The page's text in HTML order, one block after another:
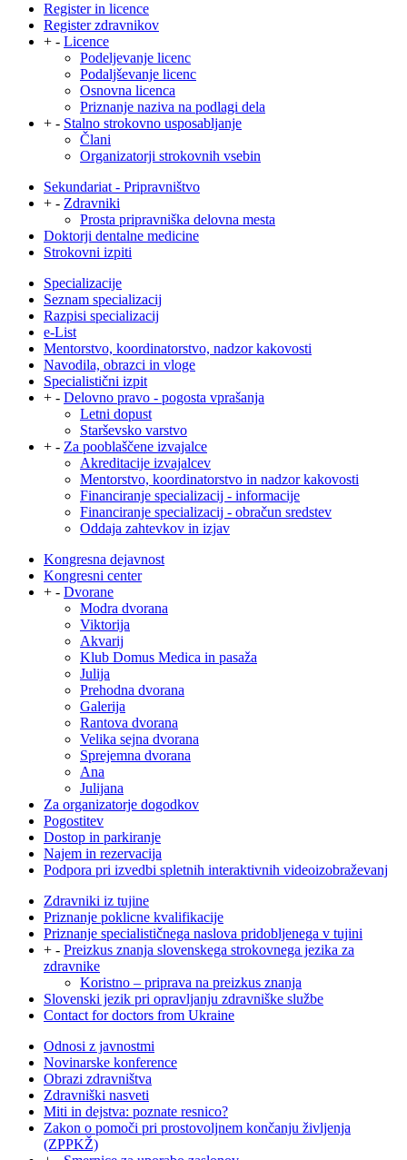
Register in licence
Register zdravnikov
+ - Licence
Podeljevanje licenc
Podaljševanje licenc
Osnovna licenca
Priznanje naziva na podlagi dela
+ - Stalno strokovno usposabljanje
Člani
Organizatorji strokovnih vsebin
Sekundariat - Pripravništvo
+ - Zdravniki
Prosta pripravniška delovna mesta
Doktorji dentalne medicine
Strokovni izpiti
Specializacije
Seznam specializacij
Razpisi specializacij
e-List
Mentorstvo, koordinatorstvo, nadzor kakovosti
Navodila, obrazci in vloge
Specialistični izpit
+ - Delovno pravo - pogosta vprašanja
Letni dopust
Starševsko varstvo
+ - Za pooblaščene izvajalce
Akreditacije izvajalcev
Mentorstvo, koordinatorstvo in nadzor kakovosti
Financiranje specializacij - informacije
Financiranje specializacij - obračun sredstev
Oddaja zahtevkov in izjav
Kongresna dejavnost
Kongresni center
+ - Dvorane
Modra dvorana
Viktorija
Akvarij
Klub Domus Medica in pasaža
Julija
Prehodna dvorana
Galerija
Rantova dvorana
Velika sejna dvorana
Sprejemna dvorana
Ana
Julijana
Za organizatorje dogodkov
Pogostitev
Dostop in parkiranje
Najem in rezervacija
Podpora pri izvedbi spletnih interaktivnih videoizobraževanj
Zdravniki iz tujine
Priznanje poklicne kvalifikacije
Priznanje specialističnega naslova pridobljenega v tujini
+ - Preizkus znanja slovenskega strokovnega jezika za
zdravnike
Koristno – priprava na preizkus znanja
Slovenski jezik pri opravljanju zdravniške službe
Contact for doctors from Ukraine
Odnosi z javnostmi
Novinarske konference
Obrazi zdravništva
Zdravniški nasveti
Miti in dejstva: poznate resnico?
Zakon o pomoči pri prostovoljnem končanju življenja
(ZPPKŽ)